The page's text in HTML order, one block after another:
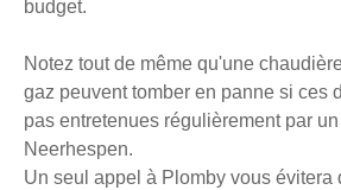
budget.
Notez tout de même qu'une
gaz peuvent tomber en panne si ces
pas entretenues régulièrement par
Neerhespen.
Un seul appel à Plomby vous évitera